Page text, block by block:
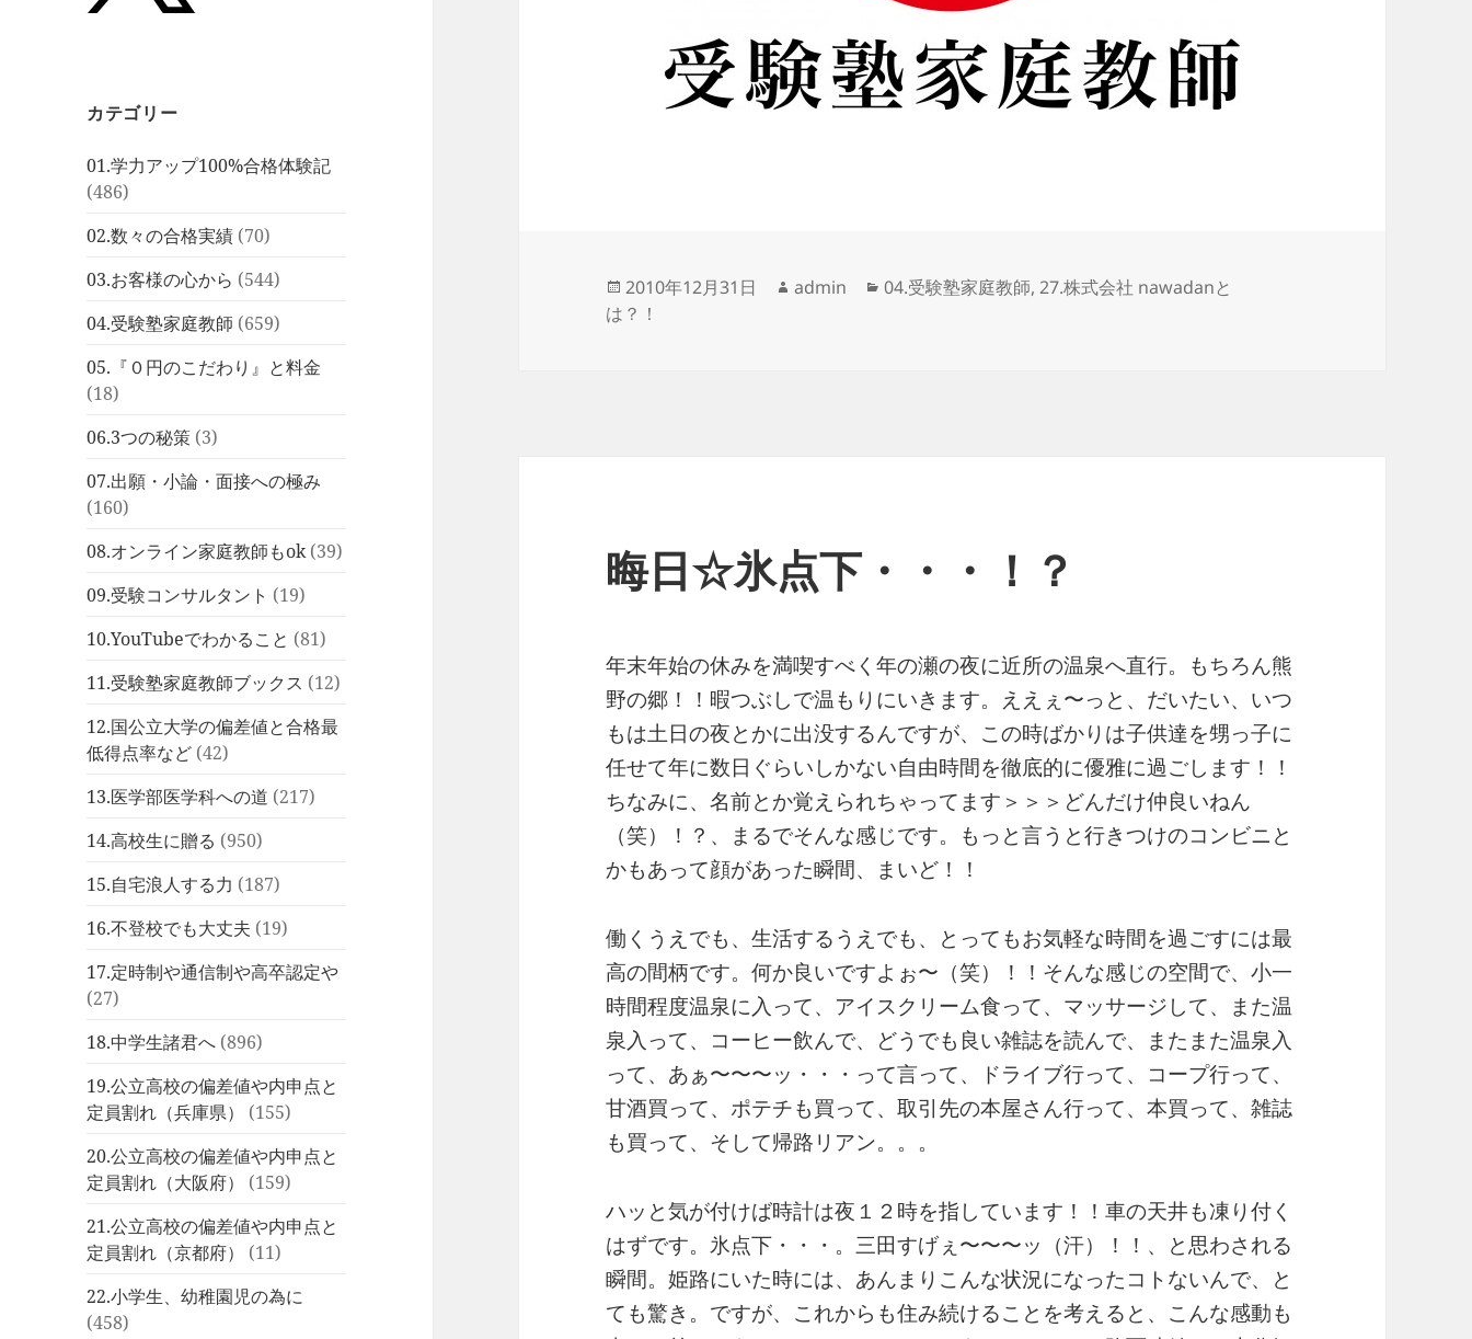
カテゴリー
01.学力アップ100%合格体験記
(486)
02.数々の合格実績 (70)
03.お客様の心から (544)
04.受験塾家庭教師 (659)
05.『０円のこだわり』と料金
(18)
06.3つの秘策 (3)
07.出願・小論・面接への極み
(160)
08.オンライン家庭教師もok(39)
09.受験コンサルタント (19)
10.YouTubeでわかること (81)
11.受験塾家庭教師ブックス (12)
12.国公立大学の偏差値と合格最
低得点率など (42)
13.医学部医学科への道 (217)
14.高校生に贈る (950)
15.自宅浪人する力 (187)
16.不登校でも大丈夫 (19)
17.定時制や通信制や高卒認定や
(27)
18.中学生諸君へ (896)
19.公立高校の偏差値や内申点と
定員割れ（兵庫県）
(155)
20.公立高校の偏差値や内申点と
定員割れ（大阪府）
(159)
21.公立高校の偏差値や内申点と
定員割れ（京都府）
(11)
22.小学生、幼稚園児の為に
(458)
投
稿
2010年12月31日
作
admin
カ
04.受験塾家庭教師,27.株式会社 nawadanと
は？！
晦日☆氷点下・・・！？
年末年始の休みを満喫すべく年の瀬の夜に近所の温泉へ直行。もちろん熊
野の郷！！暇つぶしで温もりにいきます。ええぇ〜っと、だいたい、いつ
もは土日の夜とかに出没するんですが、この時ばかりは子供達を甥っ子に
任せて年に数日ぐらいしかない自由時間を徹底的に優雅に過ごします！！
ちなみに、名前とか覚えられちゃってます＞＞＞どんだけ仲良いねん
（笑）！？、まるでそんな感じです。もっと言うと行きつけのコンビニと
かもあって顔があった瞬間、まいど！！
働くうえでも、生活するうえでも、とってもお気軽な時間を過ごすには最
高の間柄です。何か良いですよぉ〜（笑）！！そんな感じの空間で、小一
時間程度温泉に入って、アイスクリーム食って、マッサージして、また温
泉入って、コーヒー飲んで、どうでも良い雑誌を読んで、またまた温泉入
って、あぁ〜〜〜ッ・・・って言って、ドライブ行って、コープ行って、
甘酒買って、ポテチも買って、取引先の本屋さん行って、本買って、雑誌
も買って、そして帰路リアン。。。
ハッと気が付けば時計は夜１２時を指しています！！車の天井も凍り付く
はずです。氷点下・・・。三田すげぇ〜〜〜ッ（汗）！！、と思わされる
瞬間。姫路にいた時には、あんまりこんな状況になったコトないんで、と
ても驚き。ですが、これからも住み続けることを考えると、こんな感動も